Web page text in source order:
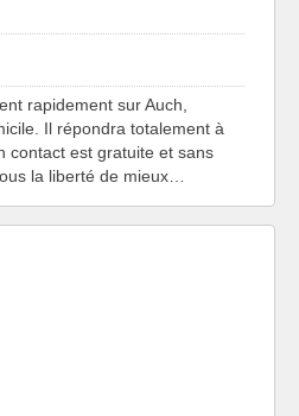
rapidement sur Auch,
Il répondra totalement à
contact est gratuite et sans
la liberté de mieux…